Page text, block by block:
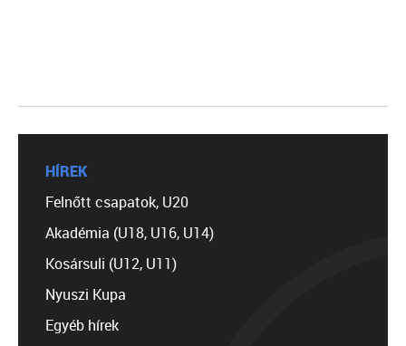
HÍREK
Felnőtt csapatok, U20
Akadémia (U18, U16, U14)
Kosársuli (U12, U11)
Nyuszi Kupa
Egyéb hírek